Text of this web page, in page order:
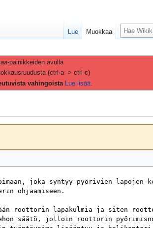
-painikkeiden avulla
(ctrl-a -> ctrl-c)
vahingoista Lue lisää.
Lue Muokkaa
H
a